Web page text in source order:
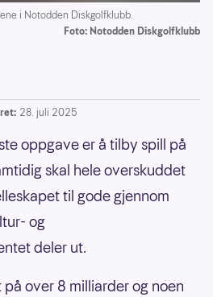
i Notodden Diskgolfklubb.
Foto: Notodden Diskgolfklubb
28. juli 2025
oppgave er å tilby spill på
skal hele overskuddet
til gode gjennom
og
deler ut.
over 8 milliarder og noen